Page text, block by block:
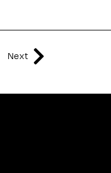
Next